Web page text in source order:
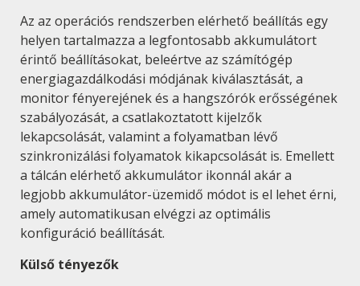
Az az operációs rendszerben elérhető beállítás egy
helyen tartalmazza a legfontosabb akkumulátort
érintő beállításokat, beleértve az számítógép
energiagazdálkodási módjának kiválasztását, a
monitor fényerejének és a hangszórók erősségének
szabályozását, a csatlakoztatott kijelzők
lekapcsolását, valamint a folyamatban lévő
szinkronizálási folyamatok kikapcsolását is. Emellett
a tálcán elérhető akkumulátor ikonnál akár a
legjobb akkumulátor-üzemidő módot is el lehet érni,
amely automatikusan elvégzi az optimális
konfiguráció beállítását.
Külső tényezők